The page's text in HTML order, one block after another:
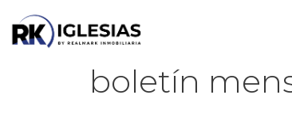
contenido
boletín